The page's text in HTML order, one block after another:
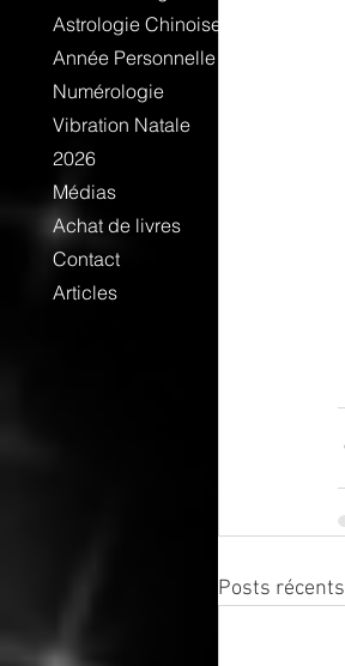
Astrologie Chinoise
Année Personnelle
Numérologie
Vibration Natale
2026
Médias
Achat de livres
Contact
Articles
Posts récents